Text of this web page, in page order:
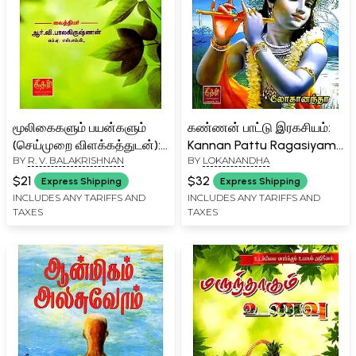
மூலிகைகளும் பயன்களும்
(செய்முறை விளக்கத்துடன்):
Herbs and Benefits with
Recipe Explanation (Tamil)
BY R. V. BALAKRISHNAN
$21 Express Shipping
INCLUDES ANY TARIFFS AND
TAXES
கண்ணன் பாட்டு இரகசியம்:
Kannan Pattu Ragasiyam
(Tamil)
BY LOKANANDHA
$32 Express Shipping
INCLUDES ANY TARIFFS AND
TAXES